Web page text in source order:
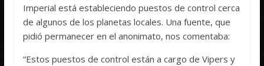
Imperial está estableciendo puestos de control cerca
de algunos de los planetas locales. Una fuente, que
pidió permanecer en el anonimato, nos comentaba:
“Estos puestos de control están a cargo de Vipers y